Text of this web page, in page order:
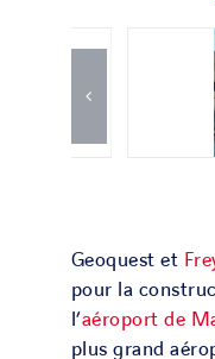
Geoquest et
pour la
l’aéroport de
plus grand